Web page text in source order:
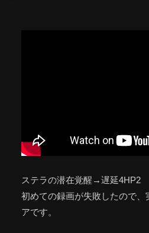
ステラの潜在覚醒→遅延4HP2
初めての録画が失敗したので、
アです。